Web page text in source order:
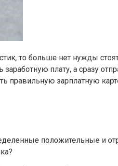
то больше нет нужды
плату, а сразу
правильную зарплатную
положительные и